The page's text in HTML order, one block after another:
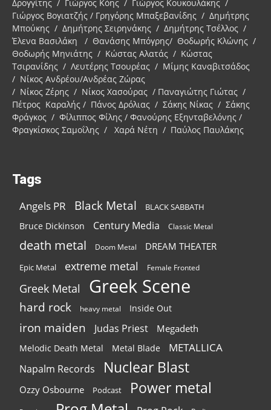
Δρογγίτης / Γιώργος Κόης / Γιώργος Κουκουλάκης /
Γιώργος Βογιατζής / Γρηγόρης Μπαξεβανίδης / Δημήτρης
Μπούκης / Δημήτρης Σειρηνάκης / Δημήτρης Τσέλλος /
Έλενα Βασιλάκη / Θανάσης Μπόγρης/ Θοδωρής Κλώνης /
Θοδωρής Μηνιάτης / Κώστας Αλατάς / Κώστας
Τσιρανίδης / Λευτέρης Τσουρέας / Μίμης Καναβιτσάδος
/ Νίκος Ανδρέου/Ανδρέας Ζώρας
/ Νίκος Ζέρης / Νίκος Χασούρας / Παναγιώτης Γιώτας /
Πέτρος Καραλής / Πάνος Δρόλιας / Σάκης Νίκας / Σάκης
Φράγκος / Φίλιππος Φίλης / Φανούρης Εξηνταβελόνης /
Φραγκίσκος Σαμοΐλης / Χαρά Νέτη / Παύλος Παυλάκης
Tags
Angels PR Black Metal BLACK SABBATH
Bruce Dickinson Century Media Classic Metal
death metal Doom Metal DREAM THEATER
Epic Metal extreme metal Female Fronted
Greek Metal Greek Scene
hard rock heavy metal Inside Out
iron maiden Judas Priest Megadeth
Melodic Death Metal Metal Blade METALLICA
Napalm Records Nuclear Blast
Ozzy Osbourne Podcast Power metal